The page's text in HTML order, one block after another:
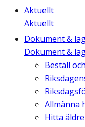
Aktuellt
Aktuellt
Dokument &
Dokument &
Beställ
Allmänna
Hitta